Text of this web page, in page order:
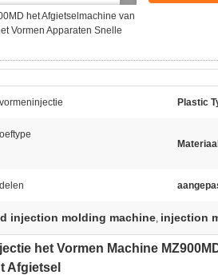
het Afgietselmachine van
Vormen Apparaten Snelle
Plastic
injection molding machine, injection
het Vormen Machine
Afgietsel